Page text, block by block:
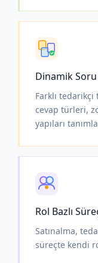
Dinamik
Farklı
cevap türleri,
yapıları
Rol Bazlı
Satınalma,
süreçte kendi